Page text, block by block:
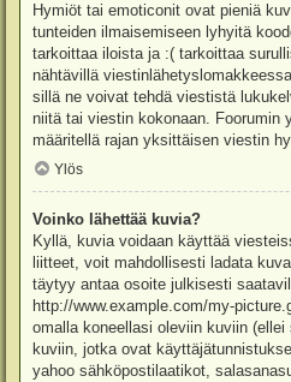
Hymiöt tai emoticonit ovat pieniä
tunteiden ilmaisemiseen lyhyitä
tarkoittaa iloista ja :( tarkoittaa
nähtävillä
sillä ne voivat tehdä viestistä
niitä tai viestin kokonaan. Foorumin
määritellä rajan yksittäisen viestin
Ylös
Voinko lähettää kuvia?
Kyllä, kuvia voidaan käyttää
liitteet, voit mahdollisesti ladata
täytyy antaa osoite julkisesti
http://www.example.com/my-
omalla koneellasi oleviin kuviin
kuviin, jotka ovat
yahoo sähköpostilaatikot,